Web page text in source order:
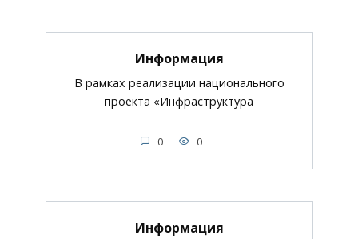
Информация
В рамках реализации национального
проекта «Инфраструктура
0 0
Информация